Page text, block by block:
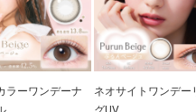
ラーワンデーナ
ネオサイトワンデー